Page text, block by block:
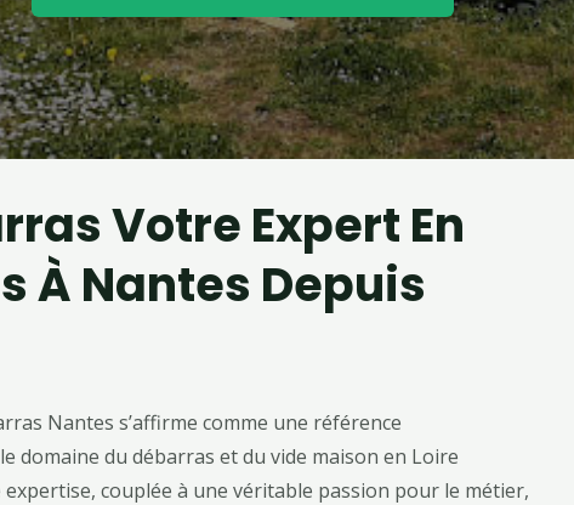
S Votre Expert En
À Nantes Depuis
Nantes s’affirme comme une référence
domaine du débarras et du vide maison en Loire
couplée à une véritable passion pour le métier,